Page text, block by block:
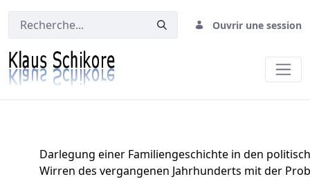
Ouvrir une session
Darlegung einer Familiengeschichte in den
Wirren des vergangenen Jahrhunderts mit der